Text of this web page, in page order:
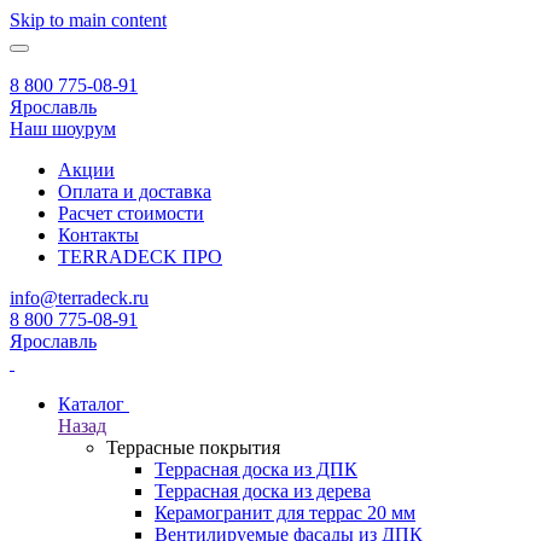
Skip to main content
8 800 775-08-91
Ярославль
Наш шоурум
Акции
Оплата и доставка
Расчет стоимости
Контакты
TERRADECK ПРО
info@terradeck.ru
8 800 775-08-91
Ярославль
Каталог
Назад
Террасные покрытия
Террасная доска из ДПК
Террасная доска из дерева
Керамогранит для террас 20 мм
Вентилируемые фасады из ДПК